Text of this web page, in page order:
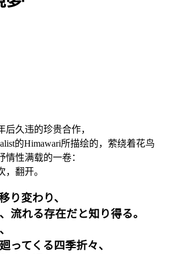
久违的珍贵合作，
的Himawari所描绘的，萦绕着花鸟
情性满载的一卷：
，翻开。
り変わり、
流れる存在だと知り得る。
ってくる四季折々、